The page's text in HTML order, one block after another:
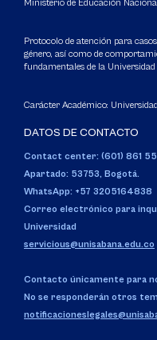
Ministerio de Educación
Protocolo de atención para
género, así como de
fundamentales de la Universidad
Carácter Académico: Universidad
DATOS DE CONTACTO
Contact center: (601) 861
Apartado: 53753, Bogotá.
WhatsApp: +57 3205164838
Correo electrónico para
Universidad
servicious@unisabana.edu.co
Contacto únicamente para
No se responderán otros